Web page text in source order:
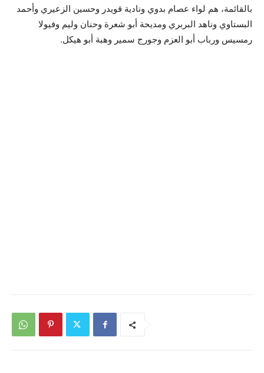
بالقائمة، هم لواء عصام بدوي ونادية قويدر وحسين الزعيري وأحمد
البستاوي وناهد البربري ومديحة أبو شعرة وحنان وليم وفيولا
رمسيس ورباب أبو العزم وجورج سمير وهبة أبو هيكل.